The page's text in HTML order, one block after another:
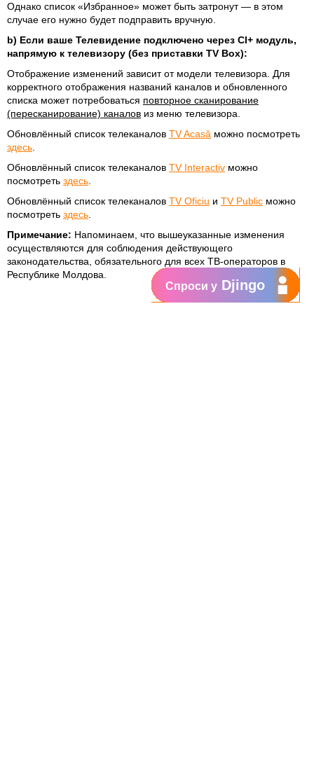
Однако список «Избранное» может быть затронут — в этом
случае его нужно будет подправить вручную.
b) Если ваше Телевидение подключено через CI+ модуль,
напрямую к телевизору (без приставки TV Box):
Отображение изменений зависит от модели телевизора. Для
корректного отображения названий каналов и обновленного
списка может потребоваться повторное сканирование
(пересканирование) каналов из меню телевизора.
Обновлённый список телеканалов TV Acasă можно посмотреть
здесь
Обновлённый список телеканалов TV Interactiv можно
посмотреть здесь
Обновлённый список телеканалов TV Oficiu и TV Public можно
посмотреть здесь
Примечание: Напоминаем, что вышеуказанные изменения
осуществляются для соблюдения действующего
законодательства, обязательного для всех ТВ-операторов в
Республике Молдова.
Спроси у Djingo